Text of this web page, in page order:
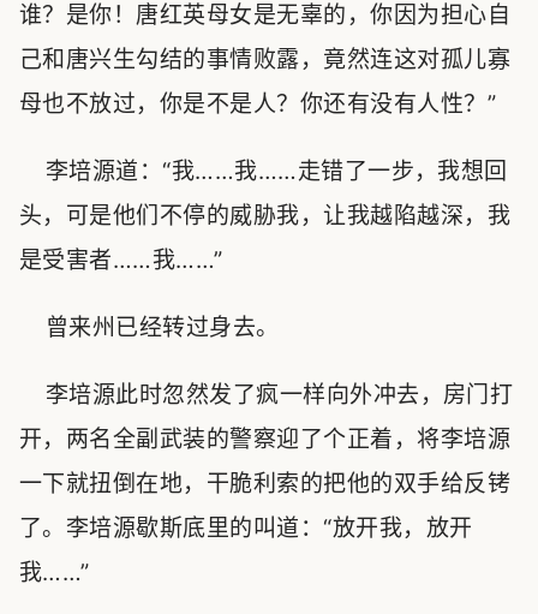
谁？是你！唐红英母女是无辜的，你因为担心自
己和唐兴生勾结的事情败露，竟然连这对孤儿寡
母也不放过，你是不是人？你还有没有人性？”
李培源道：“我……我……走错了一步，我想回
头，可是他们不停的威胁我，让我越陷越深，我
是受害者……我……”
曾来州已经转过身去。
李培源此时忽然发了疯一样向外冲去，房门打
开，两名全副武装的警察迎了个正着，将李培源
一下就扭倒在地，干脆利索的把他的双手给反铐
了。李培源歇斯底里的叫道：“放开我，放开
我……”